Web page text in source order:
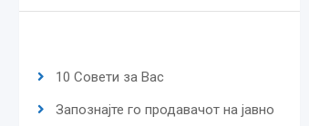
10 Совети за Вас
Запознајте го продавачот на јавно